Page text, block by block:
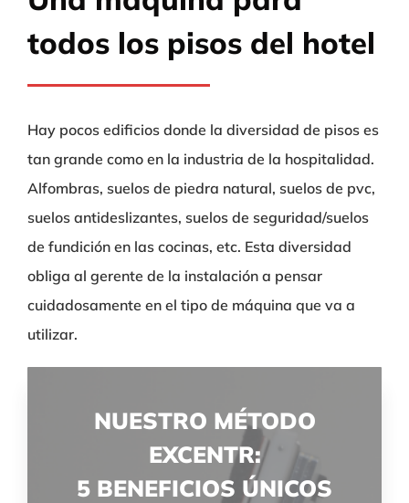
todos los pisos del hotel
Hay pocos edificios donde la diversidad de pisos es
tan grande como en la industria de la hospitalidad.
Alfombras, suelos de piedra natural, suelos de pvc,
suelos antideslizantes, suelos de seguridad/suelos
de fundición en las cocinas, etc. Esta diversidad
obliga al gerente de la instalación a pensar
cuidadosamente en el tipo de máquina que va a
utilizar.
NUESTRO MÉTODO
EXCENTR:
5 BENEFICIOS ÚNICOS